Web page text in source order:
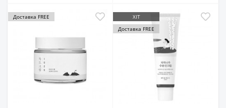
Доставка FREE
ХІТ
Доставка FREE